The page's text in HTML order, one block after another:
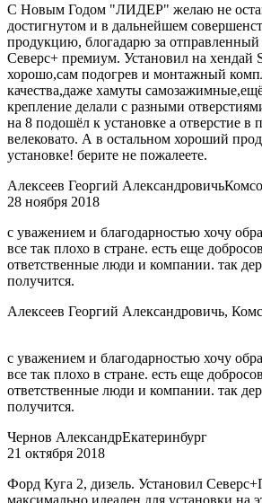
С Новым Годом "ЛИДЕР" желаю не
достигнутом и в дальнейшем
продукцию, блогадарю за отправленный
Северс+ премиум. Установил на хендай
хорошо,сам подогрев и монтажный
качества,даже хамуты
крепление делали с разными
на 8 подошёл к установке а отверстие в
велековато. А в остальном хороший
установке! берите не пожалеете.
Алексеев Георгий Александровичь
28 ноября 2018
с уважением и благодарностью хочу
все так плохо в стране. есть еще
ответственные люди и компании. так
получится.
Алексеев Георгий Александровичь,
с уважением и благодарностью хочу
все так плохо в стране. есть еще
ответственные люди и компании. так
получится.
Чернов АлександрЕкатеринбург
21 октября 2018
Форд Куга 2, дизель. Установил
максимально идеален для установки на